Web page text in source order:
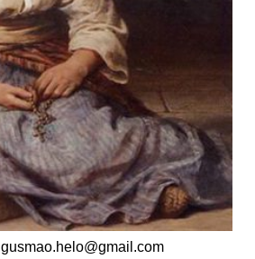
gusmao.helo@gmail.com